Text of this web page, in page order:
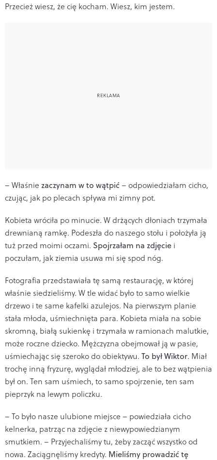
Przecież wiesz, że cię kocham. Wiesz, kim jestem.
– Właśnie zaczynam w to wątpić – odpowiedziałam cicho,
czując, jak po plecach spływa mi zimny pot.
Kobieta wróciła po minucie. W drżących dłoniach trzymała
drewnianą ramkę. Podeszła do naszego stołu i położyła ją
tuż przed moimi oczami. Spojrzałam na zdjęcie i
poczułam, jak ziemia usuwa mi się spod nóg.
Fotografia przedstawiała tę samą restaurację, w której
właśnie siedzieliśmy. W tle widać było to samo wielkie
drzewo i te same kafelki azulejos. Na pierwszym planie
stała młoda, uśmiechnięta para. Kobieta miała na sobie
skromną, białą sukienkę i trzymała w ramionach malutkie,
może roczne dziecko. Mężczyzna obejmował ją w pasie,
uśmiechając się szeroko do obiektywu. To był Wiktor. Miał
trochę inną fryzurę, wyglądał młodziej, ale to bez wątpienia
był on. Ten sam uśmiech, to samo spojrzenie, ten sam
pieprzyk na lewym policzku.
– To było nasze ulubione miejsce – powiedziała cicho
kelnerka, patrząc na zdjęcie z niewypowiedzianym
smutkiem. – Przyjechaliśmy tu, żeby zacząć wszystko od
nowa. Zaciągnęliśmy kredyty. Mieliśmy prowadzić tę